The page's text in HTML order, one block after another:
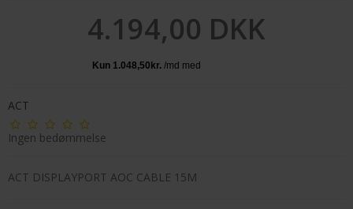
4.194,00 DKK
ACT
Ingen bedømmelse
ACT DISPLAYPORT AOC CABLE 15M